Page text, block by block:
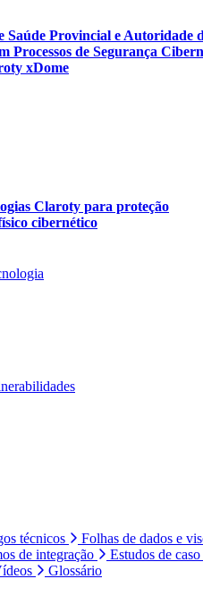
Saúde Provincial e Autoridade
Processos de Segurança
xDome
Claroty para proteção
cibernético
técnicos
Folhas de dados e
de integração
Estudos de caso
Glossário